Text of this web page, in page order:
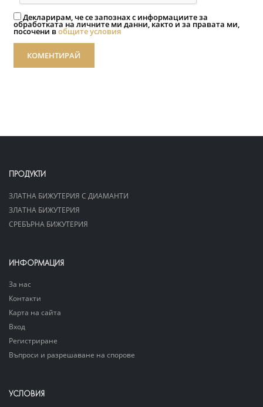
Декларирам, че се запознах с информациите за
обработката на личните ми данни, както и за правата ми,
посочени вобщите условия
КОМЕНТИРАЙ
ПРОДУКТИ
ЗЛАТНА БИЖУТЕРИЯ С ДИАМАНТИ
ЗЛАТНА БИЖУТЕРИЯ
СРЕБЪРНА БИЖУТЕРИЯ
ИНФОРМАЦИЯ
За нас
Контакти
Карта на сайта
Вход
Регистриране
Въпроси и разрешаване на спорове
УСЛОВИЯ